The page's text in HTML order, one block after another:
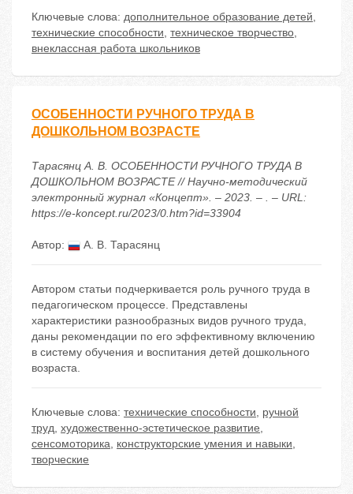
Ключевые слова: дополнительное образование детей,
технические способности, техническое творчество,
внеклассная работа школьников
ОСОБЕННОСТИ РУЧНОГО ТРУДА В
ДОШКОЛЬНОМ ВОЗРАСТЕ
Тарасянц А. В. ОСОБЕННОСТИ РУЧНОГО ТРУДА В
ДОШКОЛЬНОМ ВОЗРАСТЕ // Научно-методический
электронный журнал «Концепт». – 2023. – . – URL:
https://e-koncept.ru/2023/0.htm?id=33904
Автор: А. В. Тарасянц
Автором статьи подчеркивается роль ручного труда в
педагогическом процессе. Представлены
характеристики разнообразных видов ручного труда,
даны рекомендации по его эффективному включению
в систему обучения и воспитания детей дошкольного
возраста.
Ключевые слова: технические способности, ручной
труд, художественно-эстетическое развитие,
сенсомоторика, конструкторские умения и навыки,
творческие